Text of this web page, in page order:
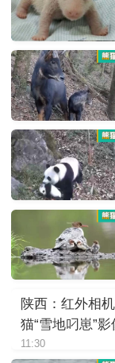
陕西：红外相
猫“雪地叼崽”影
11:30